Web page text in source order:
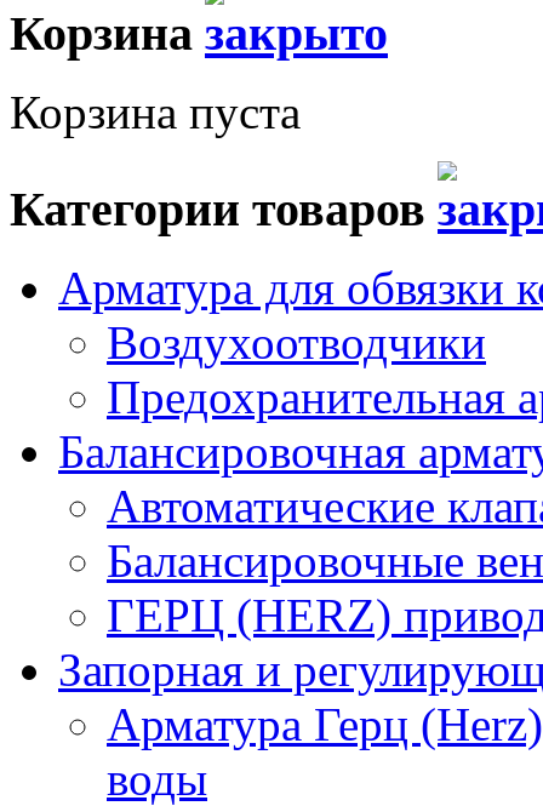
Корзина
Корзина пуста
Категории товаров
Арматура для обвязки
Воздухоотводчики
Предохранительная
Балансировочная
Автоматические
Балансировочные
ГЕРЦ (HERZ)
Запорная и
Арматура Герц
воды